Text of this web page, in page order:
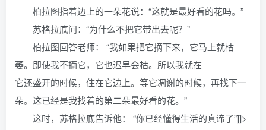
柏拉图指着边上的一朵花说：“这就是最好看的花吗。”
苏格拉底问：“为什么不把它带出去呢？”
柏拉图回答老师： “我如果把它摘下来，它马上就枯
萎。即使我不摘它，它也迟早会枯。所以我就在
它还盛开的时候，住在它边上。等它凋谢的时候，再找下一
朵。这已经是我找着的第二朵最好看的花。”
这时，苏格拉底告诉他： “你已经懂得生活的真谛了”]]>